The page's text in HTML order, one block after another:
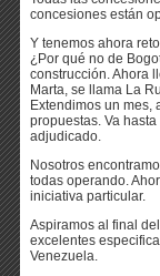
concesiones están
Y tenemos ahora
¿Por qué no de
construcción. Ahora
Marta, se llama La
Extendimos un mes,
propuestas. Va
adjudicado.
Nosotros
todas operando.
iniciativa particular.
Aspiramos al final
excelentes
Venezuela.